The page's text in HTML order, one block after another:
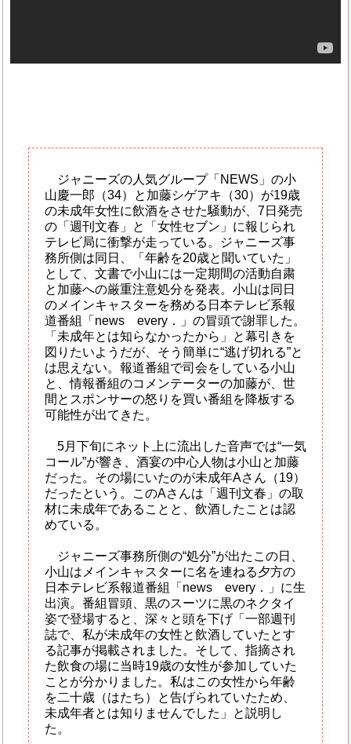
ジャニーズの人気グループ「NEWS」の小
山慶一郎（34）と加藤シゲアキ（30）が19歳
の未成年女性に飲酒をさせた騒動が、7日発売
の「週刊文春」と「女性セブン」に報じられ
テレビ局に衝撃が走っている。ジャニーズ事
務所側は同日、「年齢を20歳と聞いていた」
として、文書で小山には一定期間の活動自粛
と加藤への厳重注意処分を発表。小山は同日
のメインキャスターを務める日本テレビ系報
道番組「news every．」の冒頭で謝罪した。
「未成年とは知らなかったから」と幕引きを
図りたいようだが、そう簡単に“逃げ切れる”と
は思えない。報道番組で司会をしている小山
と、情報番組のコメンテーターの加藤が、世
間とスポンサーの怒りを買い番組を降板する
可能性が出てきた。
5月下旬にネット上に流出した音声では“一気
コール”が響き、酒宴の中心人物は小山と加藤
だった。その場にいたのが未成年Aさん（19）
だったという。このAさんは「週刊文春」の取
材に未成年であることと、飲酒したことは認
めている。
ジャニーズ事務所側の“処分”が出たこの日、
小山はメインキャスターに名を連ねる夕方の
日本テレビ系報道番組「news every．」に生
出演。番組冒頭、黒のスーツに黒のネクタイ
姿で登場すると、深々と頭を下げ「一部週刊
誌で、私が未成年の女性と飲酒していたとす
る記事が掲載されました。そして、指摘され
た飲食の場に当時19歳の女性が参加していた
ことが分かりました。私はこの女性から年齢
を二十歳（はたち）と告げられていたため、
未成年者とは知りませんでした」と説明し
た。